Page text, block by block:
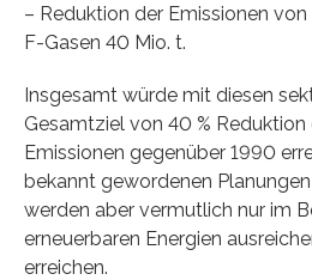
– Reduktion der Emissionen
F-Gasen 40 Mio. t.
Insgesamt würde mit diesen
Gesamtziel von 40 %
Emissionen gegenüber 1990
bekannt gewordenen
werden aber vermutlich nur im
erneuerbaren Energien
erreichen.